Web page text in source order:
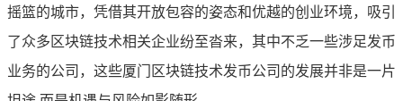
摇篮的城市，凭借其开放包容的姿态和优越的创业环境，吸引
了众多区块链技术相关企业纷至沓来，其中不乏一些涉足发币
业务的公司，这些厦门区块链技术发币公司的发展并非是一片